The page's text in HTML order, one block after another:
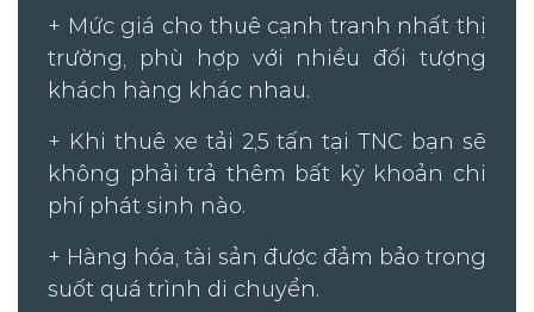
+ Mức giá cho thuê cạnh tranh nhất thị
trường, phù hợp với nhiều đối tượng
khách hàng khác nhau.
+ Khi thuê xe tải 2,5 tấn tại TNC bạn sẽ
không phải trả thêm bất kỳ khoản chi
phí phát sinh nào.
+ Hàng hóa, tài sản được đảm bảo trong
suốt quá trình di chuyển.